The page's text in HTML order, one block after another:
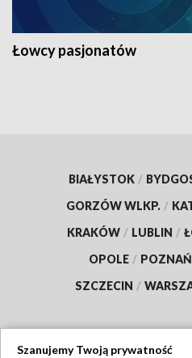
Łowcy pasjonatów
BIAŁYSTOK /
GORZÓW WLKP. /
KRAKÓW / LUBLIN /
OPOLE / POZNAŃ
SZCZECIN /
Szanujemy Twoją prywatność